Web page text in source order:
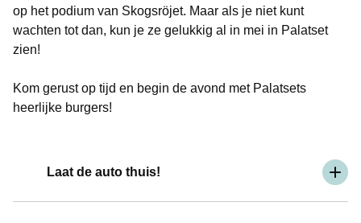
op het podium van Skogsröjet. Maar als je niet kunt
wachten tot dan, kun je ze gelukkig al in mei in Palatset
zien!
Kom gerust op tijd en begin de avond met Palatsets
heerlijke burgers!
Laat de auto thuis!